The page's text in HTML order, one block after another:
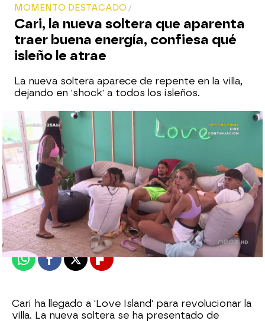
MOMENTO DESTACADO
Cari, la nueva soltera que aparenta
traer buena energía, confiesa qué
isleño le atrae
La nueva soltera aparece de repente en la villa,
dejando en 'shock' a todos los isleños.
neox
Publicado:25 de abril de 2021, 22:07
WhatsappFacebook
X Flipboard
Cari ha llegado a 'Love Island' para revolucionar la
villa. La nueva soltera se ha presentado de